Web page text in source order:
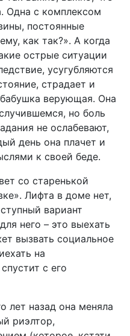
Одна с комплексом
постоянные
как так?». А когда
острые ситуации
усугубляются
страдает и
верующая. Она
но боль
не ослабевают,
день она плачет и
к своей беде.
со старенькой
Лифта в доме нет,
вариант
него – это выехать
вызвать социальное
на
с его
лет назад она меняла
риэлтор,